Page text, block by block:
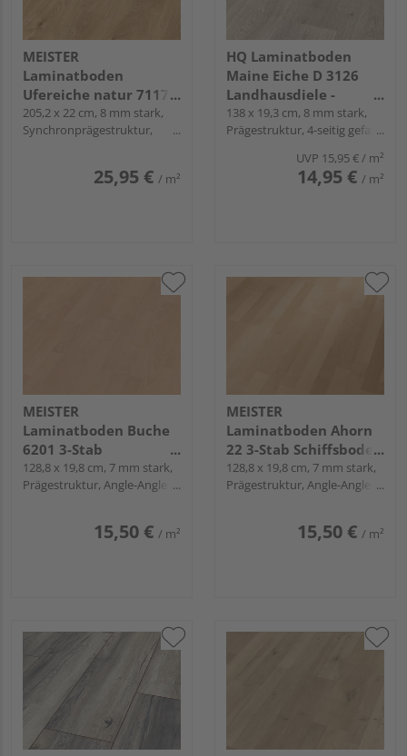
MEISTER
Laminatboden
Ufereiche natur 7117
Landhausdiele -
MeisterDesign.
205,2 x 22 cm, 8 mm stark,
Synchronprägestruktur,
25,95 € / m²
HQ Laminatboden
Maine Eiche D 3126
Landhausdiele -
Premium 31
138 x 19,3 cm, 8 mm stark,
Prägestruktur, 4-seitig gefast,
UVP 15,95 €/ m²
14,95 € / m²
MEISTER
Laminatboden Buche
6201 3-Stab
Schiffsboden -
MeisterDesign.
128,8 x 19,8 cm, 7 mm stark,
Prägestruktur, Angle-Angle /
15,50 € / m²
MEISTER
Laminatboden Ahorn
22 3-Stab Schiffsboden
- MeisterDesign.
laminate LC 55
128,8 x 19,8 cm, 7 mm stark,
Prägestruktur, Angle-Angle /
15,50 € / m²